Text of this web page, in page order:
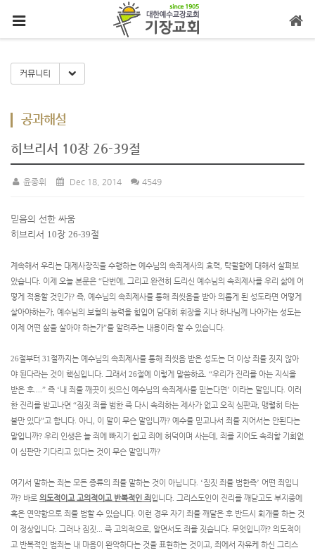
커뮤니티 Toggle Dropdown
공과해설
히브리서 10장 26-39절
윤종휘 Dec 18, 2014 4549
믿음의 선한 싸움
히브리서 10장 26-39절
계속해서 우리는 대제사장직을 수행하는 예수님의 속죄제사의 효력
탁월함에 대해서 살펴보
았습니다 이제 오늘 본문은 “단번에
그리고 완전히 드리신 예수님의 속죄제사를 우리 삶에 어
떻게 적용할 것인가? 즉 예수님의 속죄제사를 통해 죄씻음을 받아 의롭게 된 성도라면 어떻게
살아야하는가 예수님의 보혈의 능력을 힘입어 담대히 휘장을 지나 하나님께 나아가는 성도는
이제 어떤 삶을 살아야 하는가”를 알려주는 내용이라 할 수 있습니다
26절부터 31 절까지는 예수님의 속죄제사를 통해 죄씻음 받은 성도는 더 이상 죄를 짓지 않아
야 된다라는 것이 핵심입니다 그래서 26절에 이렇게 말씀하죠 . “우리가 진리를 아는 지식을
받은 후 ....” 즉 ‘내 죄를 깨끗이 씻으신 예수님의 속죄제사를 믿는다면’ 이라는 말입니다 이러
한 진리를 받고나면 “짐짓 죄를 범한 즉 다시 속죄하는 제사가 없고 오직 심판과 맹렬히 타는
불만 있다”고 합니다 아니 이 말이 무슨 말입니까? 예수를 믿고나서 죄를 지어서는 안된다는
말입니까? 우리 인생은 늘 죄에 빠지기 쉽고 죄에 허덕이며 사는데
죄를 지어도 속죄할 기회없
이 심판만 기다리고 있다는 것이 무슨 말입니까?
여기서 말하는 죄는 모든 종류의 죄를 말하는 것이 아닙니다 . ‘짐짓 죄를 범한즉’ 어떤 죄입니
까? 바로 의도적이고 고의적이고 반복적인 죄 입니다 그리스도인이 진리를 깨닫고도 부지중에
혹은 연약함으로 죄를 범할 수 있습니다 이런 경우 자기 죄를 깨달은 후 반드시 회개를 하는 것
이 정상입니다 그러나 짐짓 즉 고의적으로 알면서도 죄를 짓습니다 무엇입니까? 의도적이
고 반복적인 범죄는 내 마음이 완악하다는 것을 표현하는 것이고 죄에서 자유케 하신 그리스